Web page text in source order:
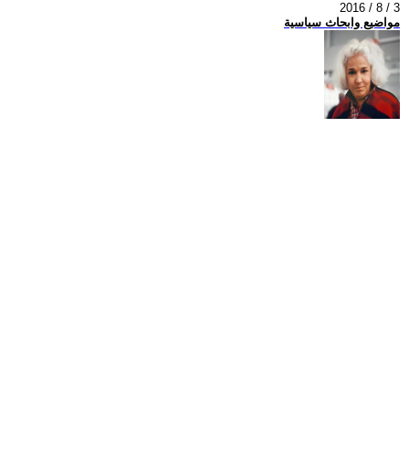
2016 / 8 / 3
مواضيع وابحاث سياسية